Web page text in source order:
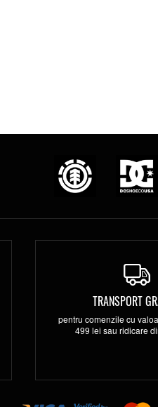
TRANSPORT
pentru comenzile cu
499 lei sau ridicare